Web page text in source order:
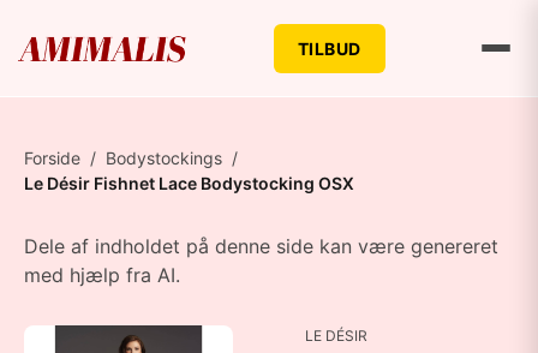
TILBUD
Forside / Bodystockings /
Le Désir Fishnet Lace Bodystocking OSX
Dele af indholdet på denne side kan være genereret
med hjælp fra AI.
LE DÉSIR